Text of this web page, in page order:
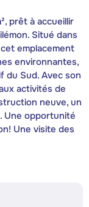
prêt à accueillir
Situé dans
emplacement
environnantes,
du Sud. Avec son
activités de
neuve, un
Une opportunité
Une visite des